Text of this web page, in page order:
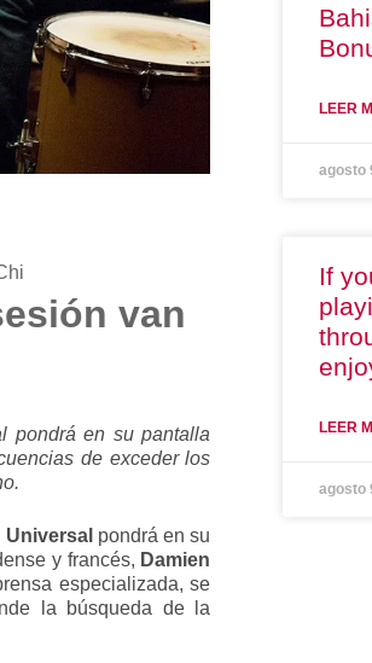
van
pondrá en su pantalla
de exceder los
pondrá en su
y francés, Damien
especializada, se
la búsqueda de la
LEER
agosto
If
LEER
agosto